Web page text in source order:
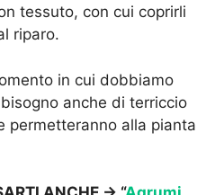
tessuto, con cui coprirli
riparo.
in cui dobbiamo
anche di terriccio
permetteranno alla pianta